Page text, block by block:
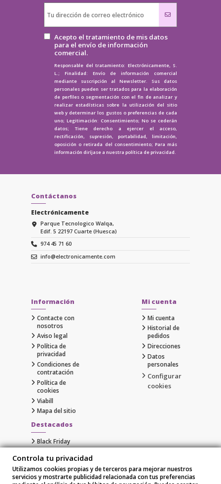
Acepto el tratamiento de mis datos
para el envío de información
comercial.
Responsable del tratamiento: Electrónicamente, S.
L.; Finalidad: Envío de información comercial
mediante suscripción al Newsletter. Sus datos
personales pueden ser tratados para la elaboración
de perfiles o segmentación con el fin de analizar y
realizar estadísticas sobre la utilización del sitio
web y determinar los gustos o preferencias de cada
uno; Legitimación: Consentimiento; No se cederán
datos; Tiene derecho a ejercer el acceso,
rectificación, supresión, portabilidad, limitación,
oposición o retirada del consentimiento; Para más
información diríjase a nuestra política de privacidad.
Contáctanos
Electrónicamente
Parque Tecnologico Walqa,
Edif. 5 22197 Cuarte (Huesca)
974 45 71 60
info@electronicamente.com
Información
Contacte con
nosotros
Aviso legal
Política de
privacidad
Condiciones de
contratación
Política de
cookies
Viabill
Mapa del sitio
Mi cuenta
Mi cuenta
Historial de
pedidos
Direcciones
Datos
personales
Configurar
cookies
Destacados
Black Friday
Gaming
Comprar Apple al Mejor Precio
Samsung
Controla tu privacidad
Utilizamos cookies propias y de terceros para mejorar nuestros
servicios y mostrarte publicidad relacionada con tus preferencias